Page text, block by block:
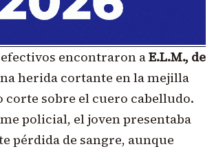
encontraron aE.L.M., de
herida cortante en la mejilla
corte sobre el cuero cabelludo.
policial, el joven presentaba
pérdida de sangre, aunque